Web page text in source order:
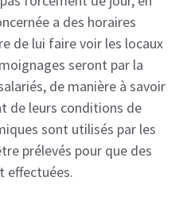
a des horaires
de lui faire voir les locaux
seront par la
de manière à savoir
de leurs conditions de
sont utilisés par les
prélevés pour que des
effectuées.